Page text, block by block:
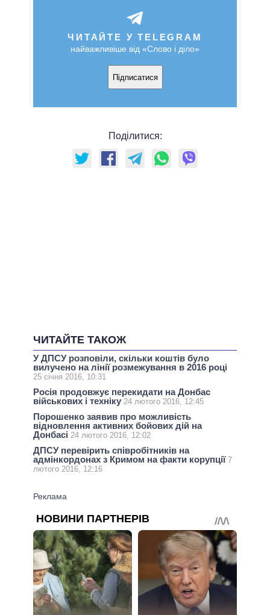
ЧИТАЙТЕ У TELEGRAM
найважливіше від «Слово і діло»
Підписатися
Поділитися:
ЧИТАЙТЕ ТАКОЖ
У ДПСУ розповіли, скільки коштів було
вилучено на лінії розмежування в 2016 році
25 січня 2016, 10:31
Росія продовжує перекидати на Донбас
військових і техніку 24 лютого 2016, 12:45
Порошенко заявив про можливість
відновлення активних бойових дій на
Донбасі 24 лютого 2016, 12:02
ДПСУ перевірить співробітників на
адмінкордонах з Кримом на факти корупції 7
лютого 2016, 12:16